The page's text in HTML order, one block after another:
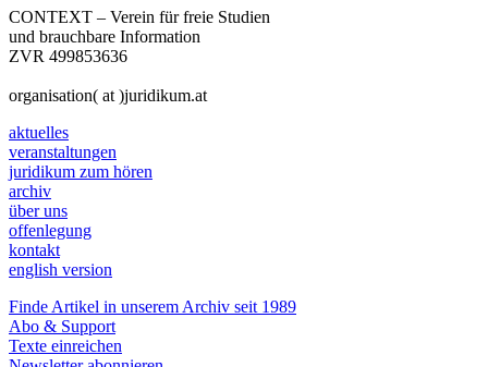
CONTEXT – Verein für freie Studien
und brauchbare Information
ZVR 499853636
organisation( at )juridikum.at
aktuelles
veranstaltungen
juridikum zum hören
archiv
über uns
offenlegung
kontakt
english version
Finde Artikel in unserem Archiv seit 1989
Abo & Support
Texte einreichen